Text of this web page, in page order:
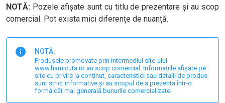
NOTĂ: Pozele afișate sunt cu titlu de prezentare și au scop
comercial. Pot exista mici diferențe de nuanță.
NOTĂ:
Produsele promovate prin intermediul site-ului
www.harnicuta.ro au scop comercial. Informațiile afișate pe
site cu privire la conținut, caracteristici sau detalii de produs
sunt strict informative și au scopul de a prezenta într-o
formă cât mai generală bunurile comercializate.